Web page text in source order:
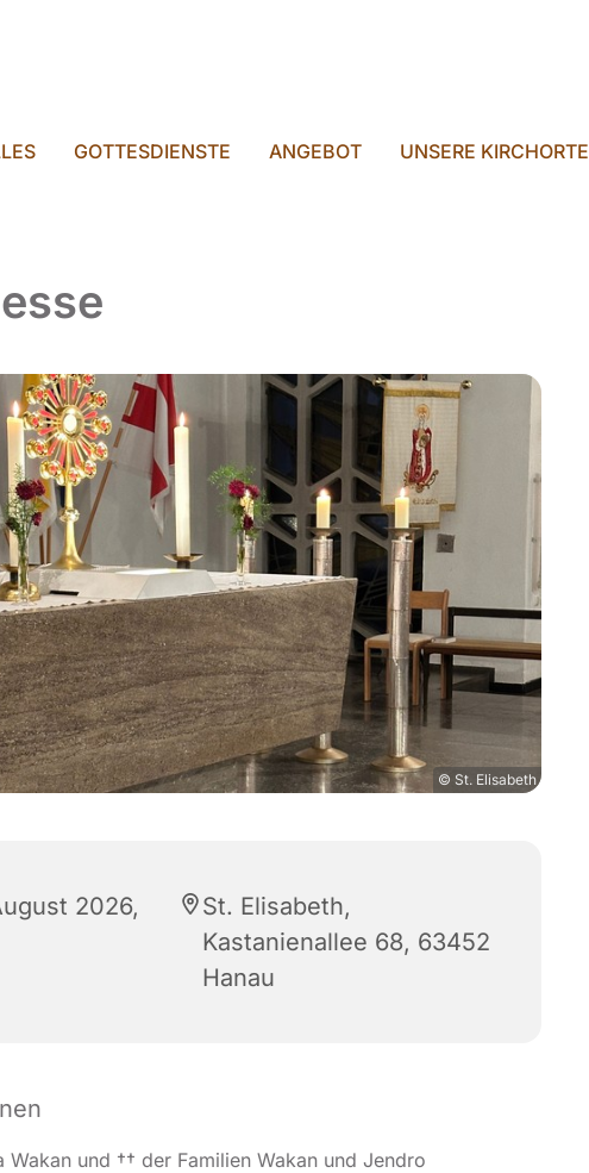
GOTTESDIENSTE ANGEBOT UNSERE KIRCHORTE
© St. Elisabeth
2026,
St. Elisabeth,
Kastanienallee 68, 63452
Hanau
Wakan und †† der Familien Wakan und Jendro